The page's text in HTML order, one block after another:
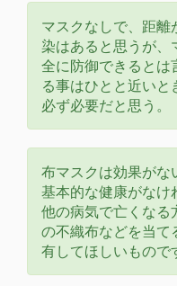
マスクなしで、距
染はあると思うが、
全に防御できるとは
る事はひとと近いと
必ず必要だと思う。
布マスクは効果がな
基本的な健康がなけ
他の病気で亡くなる
の不織布などを当て
有してほしいもので